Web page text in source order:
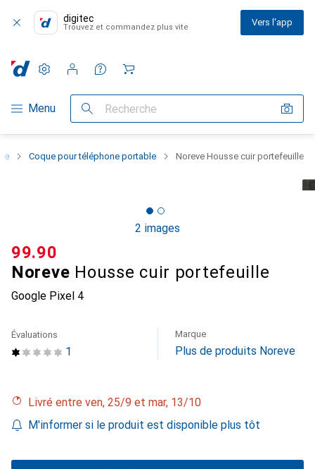
digitec
Trouvez et commandez plus vite Vers l'app
Navigation par catégorie
Menu Recherche
Paramètres
Compte client
Listes de comparaison
Listes d'envies
Panier
Coque pour téléphone portable Noreve Housse cuir portefeuille
2 images
Noreve Housse cuir portefeuille
Google Pixel 4
CHF
99.90
1
Évaluations Marque
Plus de produits Noreve
Livré entre ven, 25/9 et mar, 13/10
M'informer si le produit est disponible plus tôt